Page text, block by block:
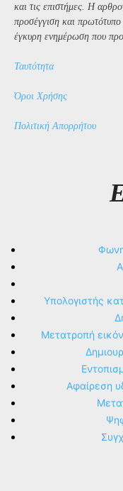
και τις επιστήμες. Η
προσέγγιση και πρωτότυπο
έγκυρη ενημέρωση που
Ταυτότητα
Όροι Χρήσης
Πολιτική Απορρήτου
Υπολογιστής
Μετατροπή
Αφαίρεση